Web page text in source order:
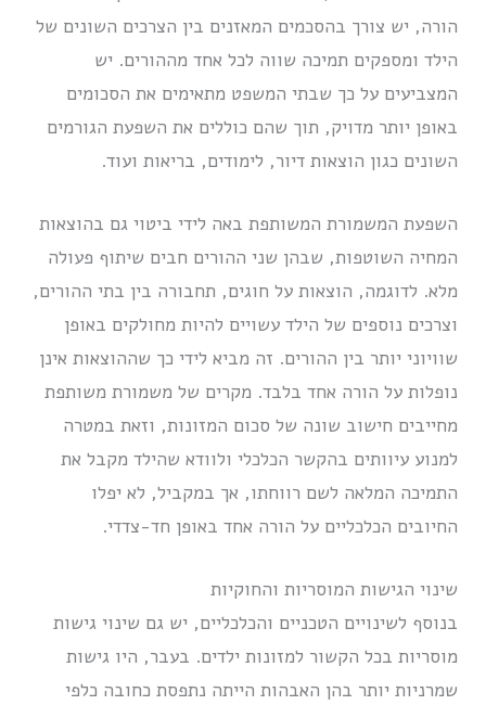
הורה, יש צורך בהסכמים המאזנים בין הצרכים השונים של
הילד ומספקים תמיכה שווה לכל אחד מההורים. יש
המצביעים על כך שבתי המשפט מתאימים את הסכומים
באופן יותר מדויק, תוך שהם כוללים את השפעת הגורמים
השונים כגון הוצאות דיור, לימודים, בריאות ועוד.
השפעת המשמורת המשותפת באה לידי ביטוי גם בהוצאות
המחיה השוטפות, שבהן שני ההורים חבים שיתוף פעולה
מלא. לדוגמה, הוצאות על חוגים, תחבורה בין בתי ההורים,
וצרכים נוספים של הילד עשויים להיות מחולקים באופן
שוויוני יותר בין ההורים. זה מביא לידי כך שההוצאות אינן
נופלות על הורה אחד בלבד. מקרים של משמורת משותפת
מחייבים חישוב שונה של סכום המזונות, וזאת במטרה
למנוע עיוותים בהקשר הכלכלי ולוודא שהילד מקבל את
התמיכה המלאה לשם רווחתו, אך במקביל, לא יפלו
החיובים הכלכליים על הורה אחד באופן חד-צדדי.
שינוי הגישות המוסריות והחוקיות
בנוסף לשינויים הטכניים והכלכליים, יש גם שינוי גישות
מוסריות בכל הקשור למזונות ילדים. בעבר, היו גישות
שמרניות יותר בהן האבהות הייתה נתפסת כחובה כלפי